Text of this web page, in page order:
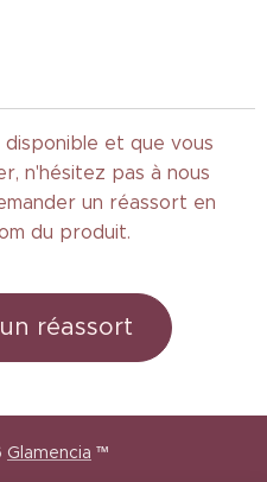
et que vous
n'hésitez pas à nous
un réassort en
du produit.
réassort
Glamencia ™